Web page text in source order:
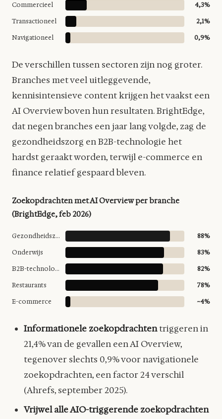
Commercieel
4,3%
Transactioneel
2,1%
Navigationeel
0,9%
De verschillen tussen sectoren zijn nog groter.
Branches met veel uitleggevende,
kennisintensieve content krijgen het vaakst een
AI Overview boven hun resultaten. BrightEdge,
dat negen branches een jaar lang volgde, zag de
gezondheidszorg en B2B-technologie het
hardst geraakt worden, terwijl e-commerce en
finance relatief gespaard bleven.
Zoekopdrachten met AI Overview per branche
(BrightEdge, feb 2026)
Gezondheidszorg
88%
Onderwijs
83%
B2B-technologie
82%
Restaurants
78%
E-commerce
~4%
Informationele zoekopdrachtentriggeren in
21,4% van de gevallen een AI Overview,
tegenover slechts 0,9% voor navigationele
zoekopdrachten, een factor 24 verschil
(Ahrefs, september 2025).
Vrijwel alle AIO-triggerende zoekopdrachten